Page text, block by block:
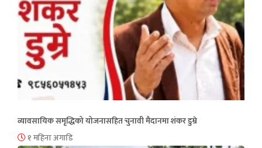
व्यावसायिक समृद्धिको योजनासहित चुनावी मैदानमा शंकर डुम्रे
१ महिना अगाडि